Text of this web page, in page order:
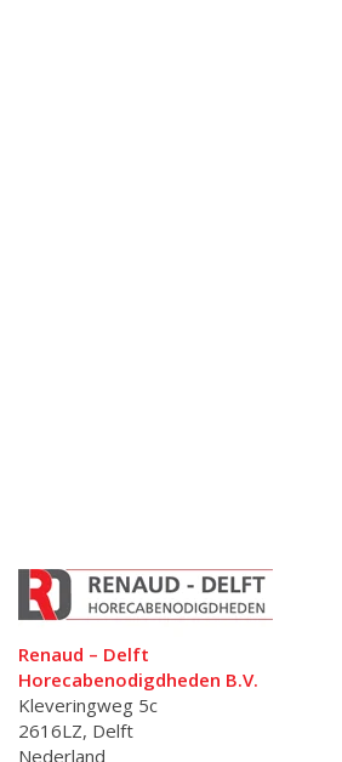
Renaud – Delft
Horecabenodigdheden B.V.
Kleveringweg 5c
2616LZ, Delft
Nederland